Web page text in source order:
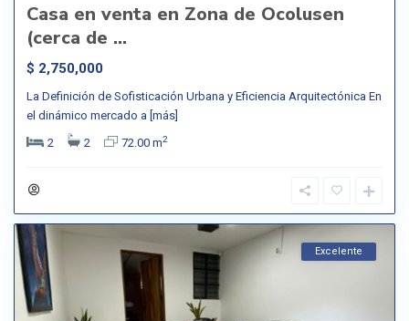
Casa en venta en Zona de Ocolusen
(cerca de ...
$ 2,750,000
La Definición de Sofisticación Urbana y Eficiencia Arquitectónica En
el dinámico mercado a [más]
2
2 72.00 m2
Excelente